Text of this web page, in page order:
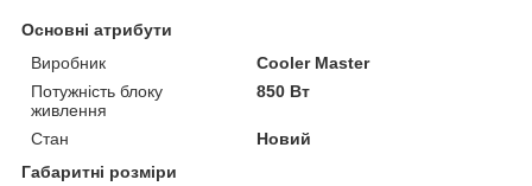
Основні атрибути
Виробник
Cooler Master
Потужність блоку
живлення
850 Вт
Стан
Новий
Габаритні розміри